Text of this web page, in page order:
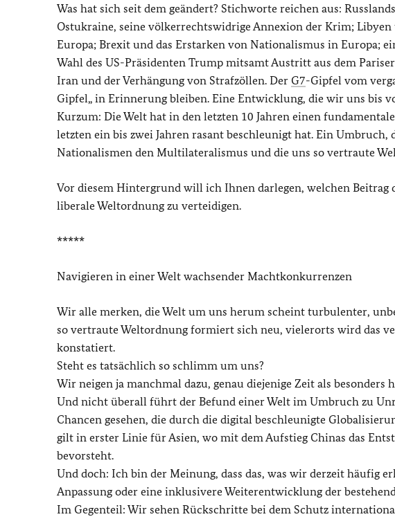
Was hat sich seit dem geändert? Stichworte reichen aus:
Ostukraine, seine völkerrechtswidrige Annexion der Krim; Libyen
Europa; Brexit und das Erstarken von Nationalismus in Europa;
Wahl des US-Präsidenten Trump mitsamt Austritt aus dem
Iran und der Verhängung von Strafzöllen. Der G7-Gipfel vom
Gipfel„ in Erinnerung bleiben. Eine Entwicklung, die wir uns bis
Kurzum: Die Welt hat in den letzten 10 Jahren einen
letzten ein bis zwei Jahren rasant beschleunigt hat. Ein
Nationalismen den Multilateralismus und die uns so vertraute
Vor diesem Hintergrund will ich Ihnen darlegen, welchen
liberale Weltordnung zu verteidigen.
*****
Navigieren in einer Welt wachsender Machtkonkurrenzen
Wir alle merken, die Welt um uns herum scheint turbulenter,
so vertraute Weltordnung formiert sich neu, vielerorts wird das
konstatiert.
Steht es tatsächlich so schlimm um uns?
Wir neigen ja manchmal dazu, genau diejenige Zeit als besonders
Und nicht überall führt der Befund einer Welt im Umbruch zu
Chancen gesehen, die durch die digital beschleunigte
gilt in erster Linie für Asien, wo mit dem Aufstieg Chinas das
bevorsteht.
Und doch: Ich bin der Meinung, dass das, was wir derzeit häufig
Anpassung oder eine inklusivere Weiterentwicklung der
Im Gegenteil: Wir sehen Rückschritte bei dem Schutz